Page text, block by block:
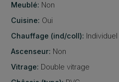
Meublé: Non
Cuisine: Oui
Chauffage (ind/coll): Individuel
Ascenseur: Non
Vitrage: Double vitrage